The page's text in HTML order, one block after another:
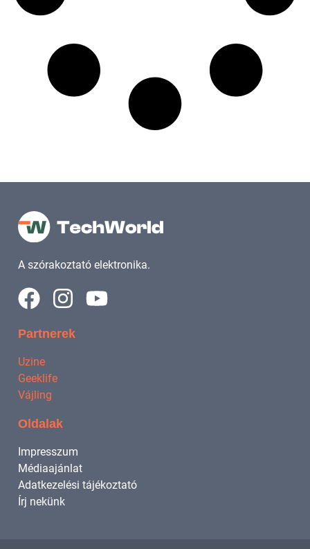
A szórakoztató elektronika.
Partnerek
Uzine
Geeklife
Vájling
Oldalak
Impresszum
Médiaajánlat
Adatkezelési tájékoztató
Írj nekünk